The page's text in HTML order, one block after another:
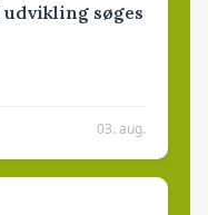
søges
03. aug.